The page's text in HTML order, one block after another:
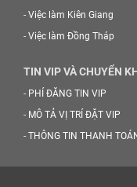
- Việc làm Kiên Giang
- Việc làm Đồng Tháp
TIN VIP VÀ CHUYỂN
- PHÍ ĐĂNG TIN VIP
- MÔ TẢ VỊ TRÍ ĐẶT VIP
- THÔNG TIN THANH